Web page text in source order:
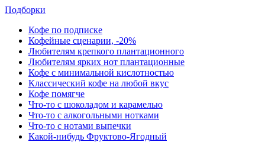
Подборки
Кофе по подписке
Кофейные сценарии, -20%
Любителям крепкого плантационного
Любителям ярких нот плантационные
Кофе с минимальной кислотностью
Классический кофе на любой вкус
Кофе помягче
Что-то с шоколадом и карамелью
Что-то с алкогольными нотками
Что-то с нотами выпечки
Какой-нибудь Фруктово-Ягодный